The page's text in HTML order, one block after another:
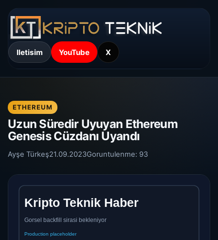
Iletisim YouTube X
ETHEREUM
Uzun Süredir Uyuyan Ethereum
Genesis Cüzdanı Uyandı
Ayşe Türkeş21.09.2023Goruntulenme: 93